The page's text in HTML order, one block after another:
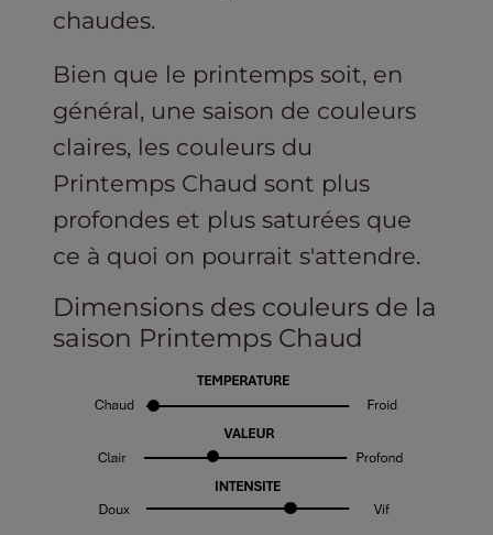
chaudes.
Bien que le printemps soit, en
général, une saison de couleurs
claires, les couleurs du
Printemps Chaud sont plus
profondes et plus saturées que
ce à quoi on pourrait s'attendre.
Dimensions des couleurs de la
saison Printemps Chaud